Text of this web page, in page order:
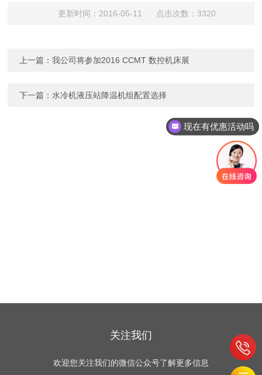
更新时间：2016-05-11 点击次数：3320
上一篇：我公司将参加2016 CCMT 数控机床展
下一篇： 水冷机液压站降温机组配置选择
关注我们
欢迎您关注我们的微信公众号了解更多信息
现在有优惠活动吗